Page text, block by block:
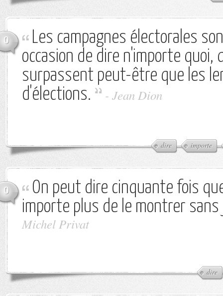
0
Les campagnes électorales
occasion de dire n'importe quoi,
surpassent peut-être que les
d'élections.
- Jean Dion
dire importe
0
On peut dire cinquante fois
importe plus de le montrer sans
Michel Privat
dire